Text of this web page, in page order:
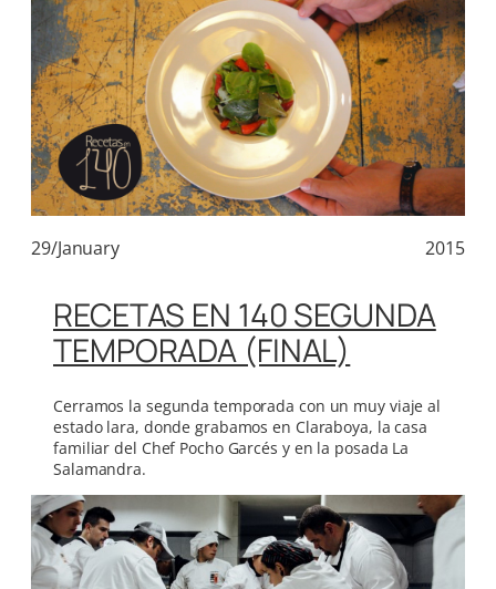
29/January 2015
RECETAS EN 140 SEGUNDA
TEMPORADA (FINAL)
Cerramos la segunda temporada con un muy viaje al
estado lara, donde grabamos en Claraboya, la casa
familiar del Chef Pocho Garcés y en la posada La
Salamandra.